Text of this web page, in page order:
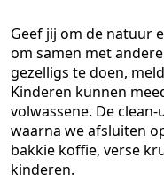
Geef jij om de natuur
om samen met
gezelligs te doen,
Kinderen kunnen
volwassene. De
waarna we afsluiten
bakkie koffie, verse
kinderen.